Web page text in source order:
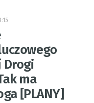
Drogi
ma
[PLANY]